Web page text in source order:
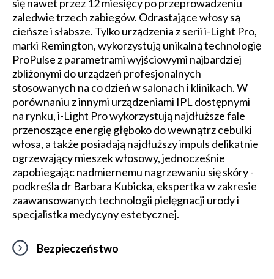
się nawet przez 12 miesięcy po przeprowadzeniu
zaledwie trzech zabiegów. Odrastające włosy są
cieńsze i słabsze. Tylko urządzenia z serii i-Light Pro,
marki Remington, wykorzystują unikalną technologię
ProPulse z parametrami wyjściowymi najbardziej
zbliżonymi do urządzeń profesjonalnych
stosowanych na co dzień w salonach i klinikach. W
porównaniu z innymi urządzeniami IPL dostępnymi
na rynku, i-Light Pro wykorzystują najdłuższe fale
przenoszące energię głęboko do wewnątrz cebulki
włosa, a także posiadają najdłuższy impuls delikatnie
ogrzewający mieszek włosowy, jednocześnie
zapobiegając nadmiernemu nagrzewaniu się skóry -
podkreśla dr Barbara Kubicka, ekspertka w zakresie
zaawansowanych technologii pielęgnacji urody i
specjalistka medycyny estetycznej.
Bezpieczeństwo